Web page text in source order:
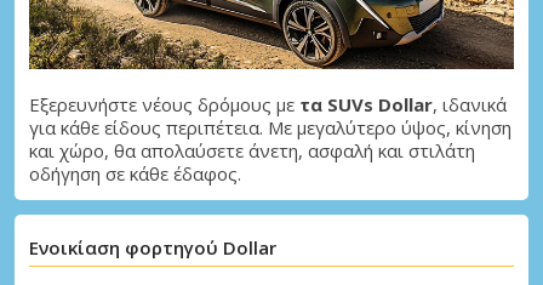
Εξερευνήστε νέους δρόμους με τα SUVs Dollar, ιδανικά
για κάθε είδους περιπέτεια. Με μεγαλύτερο ύψος, κίνηση
και χώρο, θα απολαύσετε άνετη, ασφαλή και στιλάτη
οδήγηση σε κάθε έδαφος.
Ενοικίαση φορτηγού Dollar
Μεγάλες εξοικονομήσεις